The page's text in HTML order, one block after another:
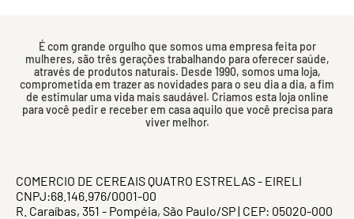
É com grande orgulho que somos uma empresa feita por
mulheres, são três gerações trabalhando para oferecer saúde,
através de produtos naturais. Desde 1990, somos uma loja,
comprometida em trazer as novidades para o seu dia a dia, a fim
de estimular uma vida mais saudável. Criamos esta loja online
para você pedir e receber em casa aquilo que você precisa para
viver melhor.
COMERCIO DE CEREAIS QUATRO ESTRELAS - EIRELI
CNPJ:68.146.976/0001-00
R. Caraíbas, 351 - Pompéia, São Paulo/SP | CEP: 05020-000